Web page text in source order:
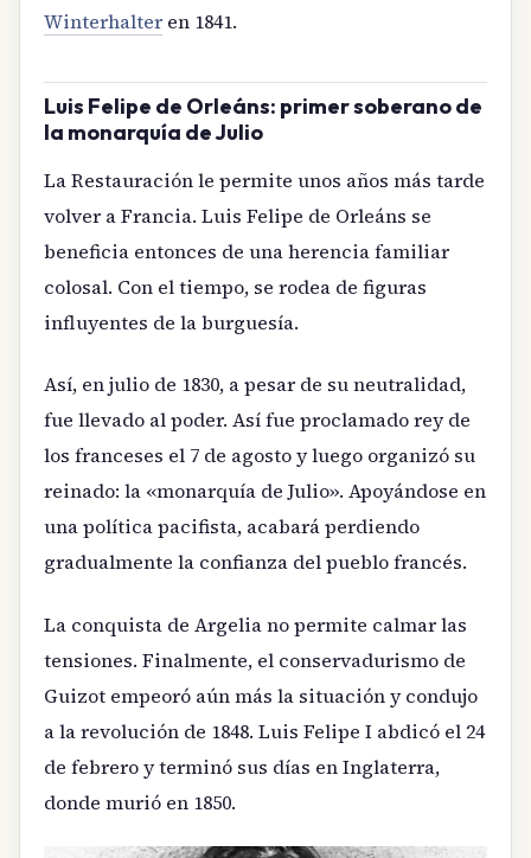
Winterhalter en 1841.
Luis Felipe de Orleáns: primer soberano de
la monarquía de Julio
La Restauración le permite unos años más tarde
volver a Francia. Luis Felipe de Orleáns se
beneficia entonces de una herencia familiar
colosal. Con el tiempo, se rodea de figuras
influyentes de la burguesía.
Así, en julio de 1830, a pesar de su neutralidad,
fue llevado al poder. Así fue proclamado rey de
los franceses el 7 de agosto y luego organizó su
reinado: la «monarquía de Julio». Apoyándose en
una política pacifista, acabará perdiendo
gradualmente la confianza del pueblo francés.
La conquista de Argelia no permite calmar las
tensiones. Finalmente, el conservadurismo de
Guizot empeoró aún más la situación y condujo
a la revolución de 1848. Luis Felipe I abdicó el 24
de febrero y terminó sus días en Inglaterra,
donde murió en 1850.